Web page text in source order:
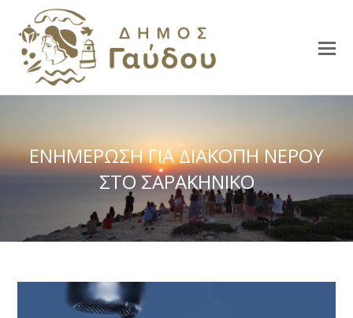
ΕΝΗΜΕΡΩΣΗ ΓΙΑ ΔΙΑΚΟΠΗ ΝΕΡΟΥ
ΣΤΟ ΣΑΡΑΚΗΝΙΚΟ